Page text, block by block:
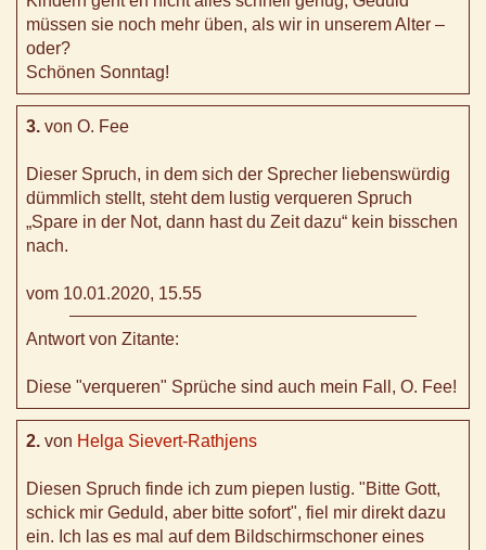
müssen sie noch mehr üben, als wir in unserem Alter –
oder?
Schönen Sonntag!
3. von O. Fee
Dieser Spruch, in dem sich der Sprecher liebenswürdig
dümmlich stellt, steht dem lustig verqueren Spruch
„Spare in der Not, dann hast du Zeit dazu“ kein bisschen
nach.
vom 10.01.2020, 15.55
Antwort von Zitante:
Diese "verqueren" Sprüche sind auch mein Fall, O. Fee!
2. von Helga Sievert-Rathjens
Diesen Spruch finde ich zum piepen lustig. "Bitte Gott,
schick mir Geduld, aber bitte sofort", fiel mir direkt dazu
ein. Ich las es mal auf dem Bildschirmschoner eines